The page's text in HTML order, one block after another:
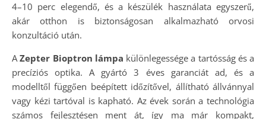
4–10 perc elegendő, és a készülék használata egyszerű,
akár otthon is biztonságosan alkalmazható orvosi
konzultáció után.
AZepter Bioptron lámpa különlegessége a tartósság és a
precíziós optika. A gyártó 3 éves garanciát ad, és a
modelltől függően beépített időzítővel, állítható állvánnyal
vagy kézi tartóval is kapható. Az évek során a technológia
számos fejlesztésen ment át, így ma már kompakt,